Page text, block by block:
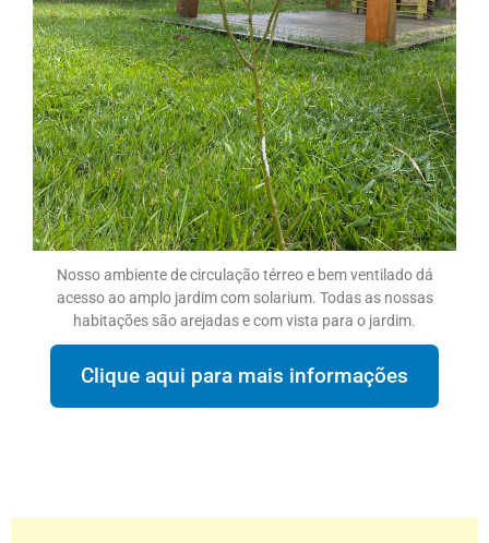
Nosso ambiente de circulação térreo e bem ventilado dá
acesso ao amplo jardim com solarium. Todas as nossas
habitações são arejadas e com vista para o jardim.
Clique aqui para mais informações